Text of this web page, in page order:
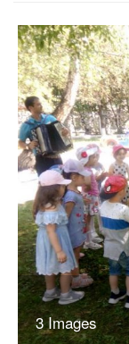
3 Images